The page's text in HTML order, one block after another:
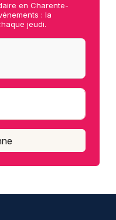
en Charente-
: la
jeudi.